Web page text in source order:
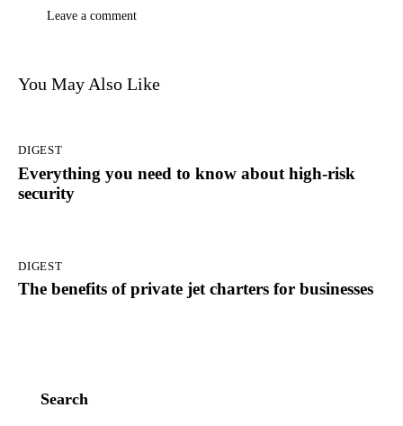
You May Also Like
DIGEST
Everything you need to know about high-risk
security
DIGEST
The benefits of private jet charters for businesses
Search